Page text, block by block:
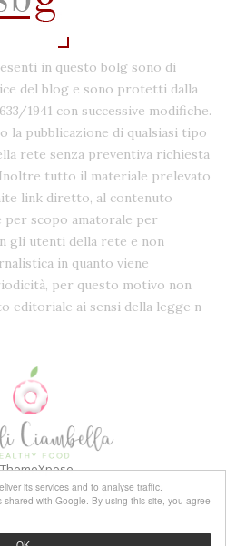
its services and to analyse traffic.
with Google. By using this site, you agree
in questo bolg sono di
del blog e sono protetti dalla
1941 con successive modifiche.
la pubblicazione di qualsiasi tipo
rete senza preventiva richiesta
tutto il materiale prelevato
link diretto, al contenuto
per scopo amatorale per
gli utenti della rete e non
in quanto viene
per questo motivo non
editoriale ai sensi della legge n
ThemeXpose